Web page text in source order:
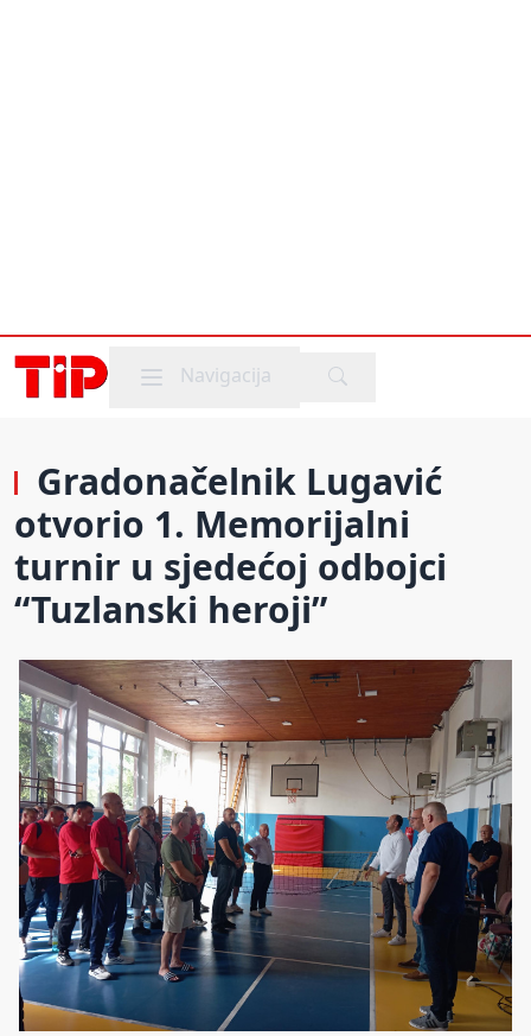
Mobile menu
Navigacija
Gradonačelnik Lugavić
otvorio 1. Memorijalni
turnir u sjedećoj odbojci
“Tuzlanski heroji”